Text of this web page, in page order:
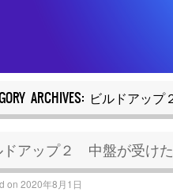
ARCHIVES: ビルドアップ
ドアップ２ 中盤が受け
on 2020年8月1日